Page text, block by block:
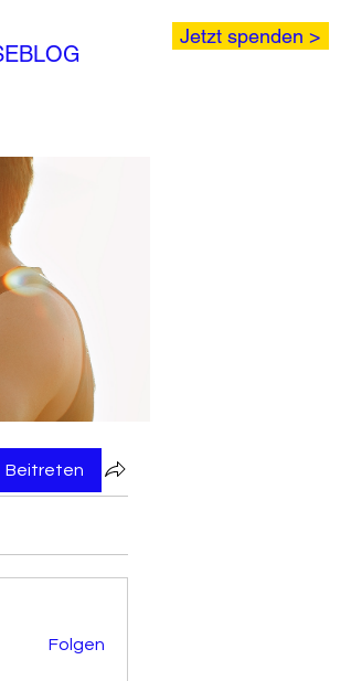
Jetzt spenden >
Beitreten
Folgen